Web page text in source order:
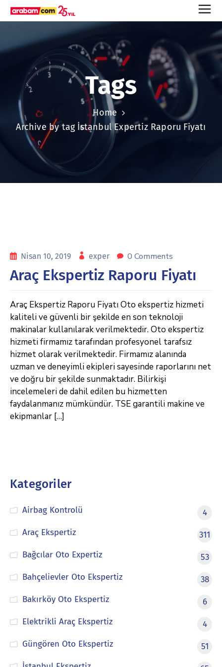
Tags
Home
Archive by tag İstanbul Expertiz Raporu Fiyatı
Nisan 10, 2019 exper 0 Comments
Araç Ekspertiz Raporu Fiyatı
Araç Ekspertiz Raporu Fiyatı Oto ekspertiz hizmeti
kaliteli ve güvenli bir şekilde en son teknoloji
makinalar kullanılarak verilmektedir. Oto ekspertiz
hizmeti firmamız tarafından profesyonel tarafsız
hizmet olarak verilmektedir. Firmamız alanında
uzman ve deneyimli ekipleri sayesinde raporlarını net
ve doğru bir şekilde sunmaktadır. Bilirkişi
incelemeleri de dahil edilen bu hizmetten
faydalanmanız mümkündür. TSE garantili makine ve
ekipmanlar […]
Kategoriler
Airbag Kontrolü
4
Araç Ekspertiz
311
Bağcılar Oto Expertiz
53
Bahçelievler Oto Ekspertiz
38
Bakırköy Oto Ekspertiz
6
Elektrikli Araç Ekspertiz
4
Güngören Oto Ekspertiz
51